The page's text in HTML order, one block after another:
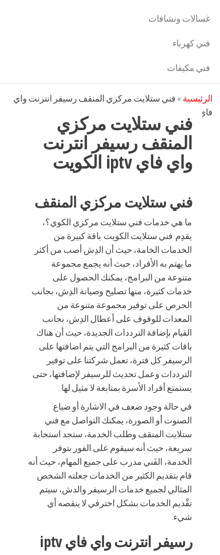
غسالات ونشافات
فني كهرباء
فني مكيفات
الرئيسية » فني ستلايت مركزي المنقف رسيفر انترنت واي
فاي iptv الكويت
فني ستلايت مركزي
المنقف رسيفر انترنت
واي فاي iptv الكويت
فني ستلايت مركزي المنقف
ما هي خدمات فني ستلايت مركزي الكوي؟،
يقدِم فني ستلايت الكويت باقة كبيرة من
الخدمات الخامة، حيث أن الدِش أصب من أكثر
ما يهتم به الأفراد، حيث أنه يجمع مجموعة
متنوعة من البرامج، يمكنك الحصول على
خدمات كثيرة، منها تصليح وصيانة الدِش، بجانب
الحرص على توفير مجموعة متنوعة من
المعدات للوقوف على أعطال الدِش، بجانب
القيام بإضافة الترددات الجديدة، حيث أن هناك
باقات كثيرة من البرامج التي يتم اضافتها على
الرسيفر كل فترة، تعمل شركتنا على توفير
الترددات وعمل تحديث للرسيفر لإضافتها، حتى
يستمتع أفراد الأسرة بمتابعة لا مثيل لها.
في حالة وجود ضعف في الاشارة أو ضياع
الصنوت أو الصورة، يمكنك التواصل مع فني
ستلايت المنقف وطلب الخدمة، ستجد استجابة
سريعة، حيث أنه سيقوم على الفور بتوفر
الخدمة، الفَني مدرب على جميع المهام، حيث أنه
قام بتقديم الكثير من الخدمات جعلته الشخص
المثالي لجميع خدمات الرسيفر والدش، سيتم
تقْديم الخدمات بشكل اخترفي لا ينقصه أي
شيء.
رسيفر انترنت واي فاي iptv